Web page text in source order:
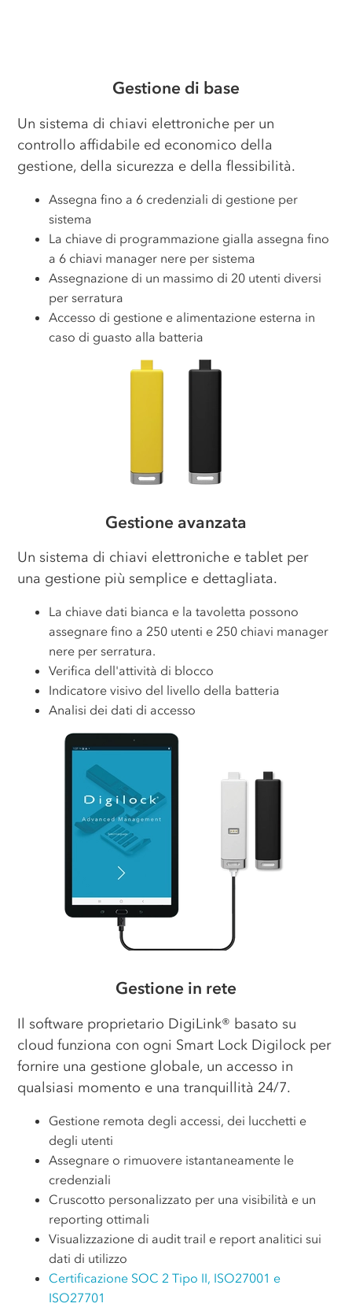
Gestione di base
Un sistema di chiavi elettroniche per un
controllo affidabile ed economico della
gestione, della sicurezza e della flessibilità.
Assegna fino a 6 credenziali di gestione per
sistema
La chiave di programmazione gialla assegna fino
a 6 chiavi manager nere per sistema
Assegnazione di un massimo di 20 utenti diversi
per serratura
Accesso di gestione e alimentazione esterna in
caso di guasto alla batteria
Gestione avanzata
Un sistema di chiavi elettroniche e tablet per
una gestione più semplice e dettagliata.
La chiave dati bianca e la tavoletta possono
assegnare fino a 250 utenti e 250 chiavi manager
nere per serratura.
Verifica dell'attività di blocco
Indicatore visivo del livello della batteria
Analisi dei dati di accesso
Gestione in rete
Il software proprietario DigiLink® basato su
cloud funziona con ogni Smart Lock Digilock per
fornire una gestione globale, un accesso in
qualsiasi momento e una tranquillità 24/7.
Gestione remota degli accessi, dei lucchetti e
degli utenti
Assegnare o rimuovere istantaneamente le
credenziali
Cruscotto personalizzato per una visibilità e un
reporting ottimali
Visualizzazione di audit trail e report analitici sui
dati di utilizzo
Certificazione SOC 2 Tipo II, ISO27001 e
ISO27701